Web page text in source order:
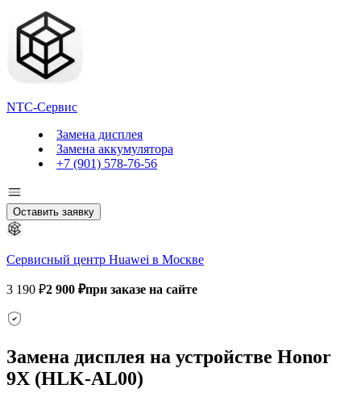
NTC-Сервис
Замена дисплея
Замена аккумулятора
+7 (901) 578-76-56
Оставить заявку
Сервисный центр Huawei в Москве
3 190 ₽2 900 ₽при заказе на сайте
Замена дисплея на устройстве Honor
9X (HLK-AL00)